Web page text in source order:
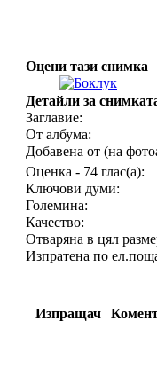
Оцени тази снимка
Детайли за
Заглавие:
От албума:
Добавена от (на
Оценка - 74 глас(а):
Ключови думи:
Големина:
Качество:
Отваряна в цял
Изпратена по
Изпращач